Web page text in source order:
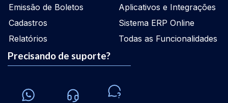
Emissão de Boletos
Cadastros
Relatórios
Aplicativos e Integrações
Sistema ERP Online
Todas as Funcionalidades
Precisando de suporte?